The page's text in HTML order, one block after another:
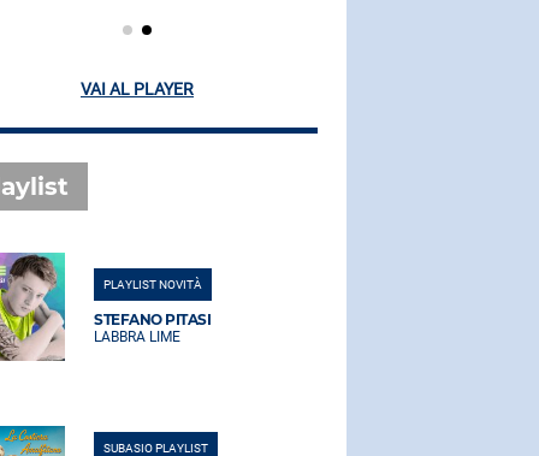
VAI AL PLAYER
PLAYLIST NOVITÀ
STEFANO PITASI
LABBRA LIME
SUBASIO PLAYLIST